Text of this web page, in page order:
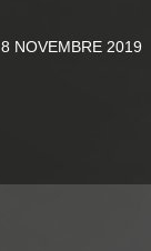
8 NOVEMBRE 2019